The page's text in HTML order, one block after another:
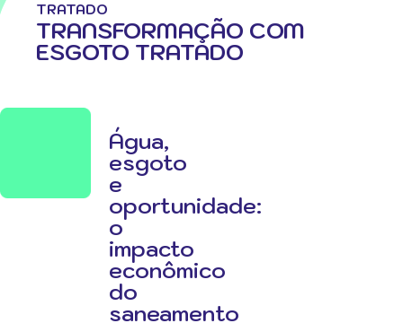
TRATADO
TRANSFORMAÇÃO COM
ESGOTO TRATADO
Água,
esgoto
e
oportunidade:
o
impacto
econômico
do
saneamento